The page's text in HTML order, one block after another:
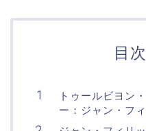
目次
トゥールビヨン
ー：ジャン・フ